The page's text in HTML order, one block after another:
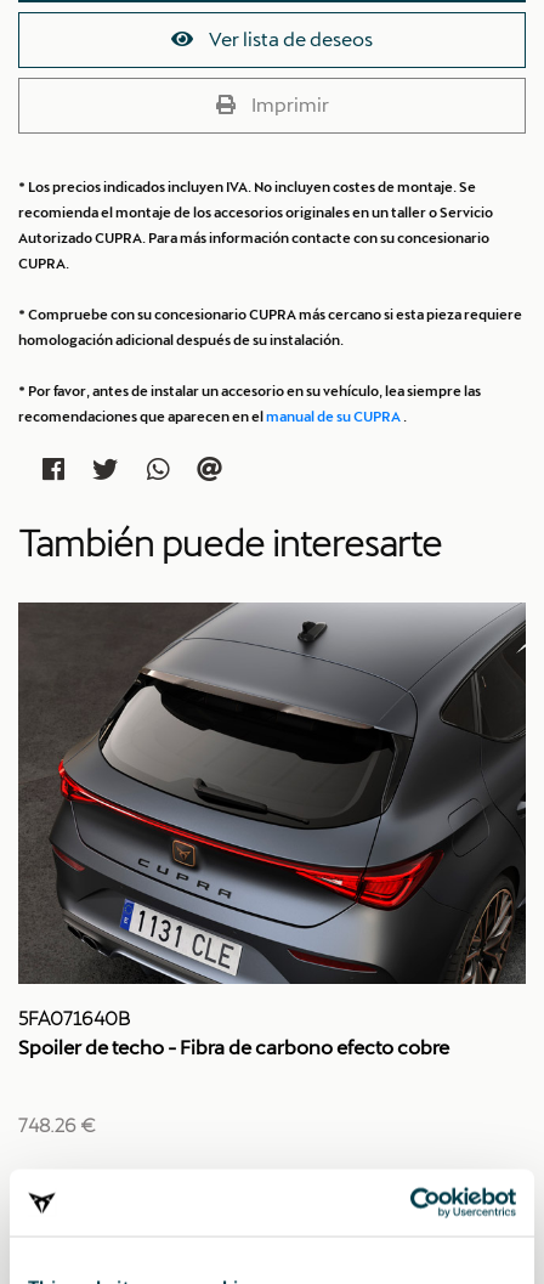
Ver lista de deseos
Imprimir
* Los precios indicados incluyen IVA. No incluyen costes de montaje. Se
recomienda el montaje de los accesorios originales en un taller o Servicio
Autorizado CUPRA. Para más información contacte con su concesionario
CUPRA.
* Compruebe con su concesionario CUPRA más cercano si esta pieza requiere
homologación adicional después de su instalación.
* Por favor, antes de instalar un accesorio en su vehículo, lea siempre las
recomendaciones que aparecen en elmanual de su CUPRA
También puede interesarte
5FA071640B
Spoiler de techo - Fibra de carbono efecto cobre
748.26 €